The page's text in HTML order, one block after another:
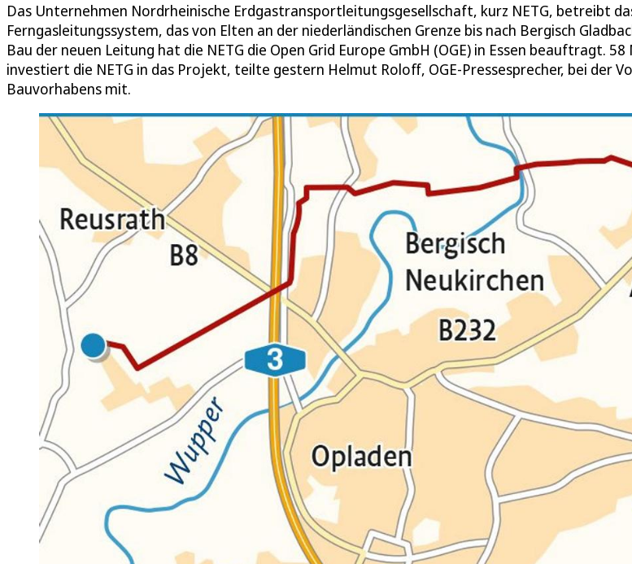
Das Unternehmen Nordrheinische Erdgastransportleitungsgesellschaft, kurz NETG, betreibt
Ferngasleitungssystem, das von Elten an der niederländischen Grenze bis nach Bergisch
Bau der neuen Leitung hat die NETG die Open Grid Europe GmbH (OGE) in Essen beauftragt.
investiert die NETG in das Projekt, teilte gestern Helmut Roloff, OGE-Pressesprecher, bei der
Bauvorhabens mit.